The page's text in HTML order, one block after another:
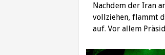
Nachdem der Iran
vollziehen, flammt
auf. Vor allem